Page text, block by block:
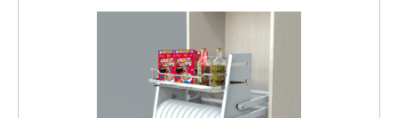
Ver producto